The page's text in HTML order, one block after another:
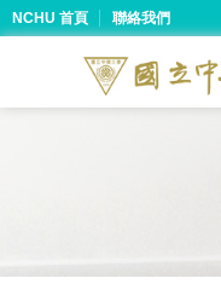
NCHU 首頁 聯絡我們